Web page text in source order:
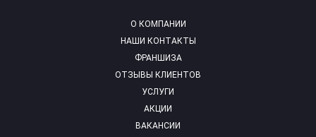
О КОМПАНИИ
НАШИ КОНТАКТЫ
ФРАНШИЗА
ОТЗЫВЫ КЛИЕНТОВ
УСЛУГИ
АКЦИИ
ВАКАНСИИ